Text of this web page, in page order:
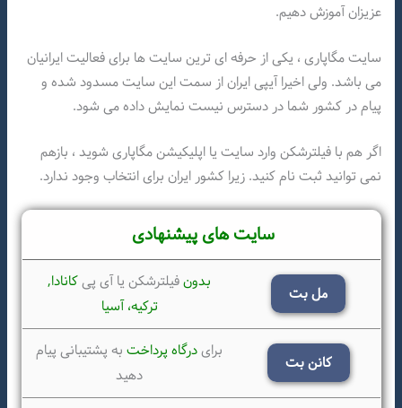
عزیزان آموزش دهیم.
سایت مگاپاری ، یکی از حرفه ای ترین سایت ها برای فعالیت ایرانیان
می باشد. ولی اخیرا آیپی ایران از سمت این سایت مسدود شده و
پیام در کشور شما در دسترس نیست نمایش داده می شود.
اگر هم با فیلترشکن وارد سایت یا اپلیکیشن مگاپاری شوید ، بازهم
نمی توانید ثبت نام کنید. زیرا کشور ایران برای انتخاب وجود ندارد.
سایت های پیشنهادی
مل بت
بدونفیلترشکن یا آی پیکانادا,
ترکیه، آسیا
کانن بت
برایدرگاه پرداختبه پشتیبانی پیام
دهید